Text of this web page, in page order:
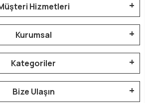
Hizmetleri
Kurumsal
Kategoriler
Bize Ulaşın